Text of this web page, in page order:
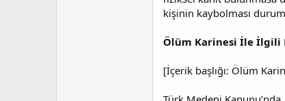
kişinin kaybolması
Ölüm Karinesi İle İlgili
[İçerik başlığı: Ölüm